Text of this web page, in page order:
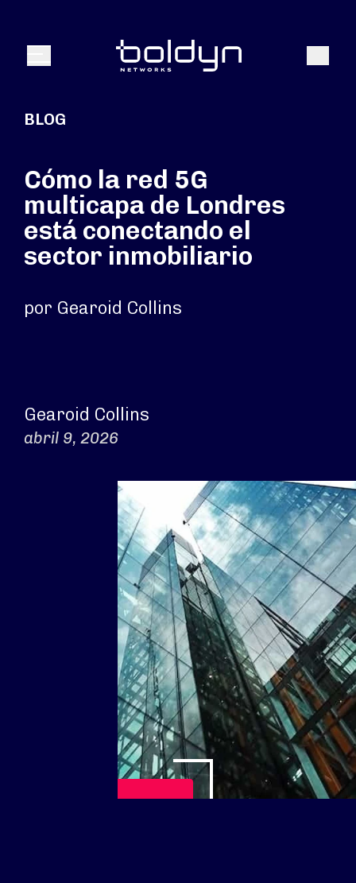
Menú Buscar
BLOG
Cómo la red 5G
multicapa de Londres
está conectando el
sector inmobiliario
por Gearoid Collins
Gearoid Collins
abril 9, 2026